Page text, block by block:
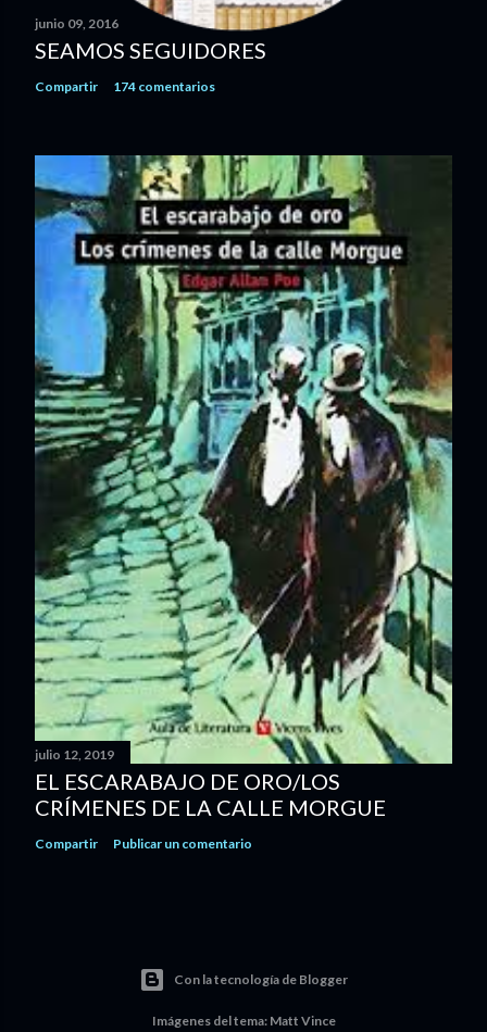
junio 09, 2016
SEAMOS SEGUIDORES
Compartir 174 comentarios
julio 12, 2019
EL ESCARABAJO DE ORO/LOS
CRÍMENES DE LA CALLE MORGUE
Compartir Publicar un comentario
Con la tecnología de Blogger
Imágenes del tema: Matt Vince